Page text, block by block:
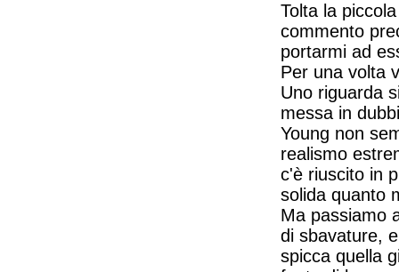
Tolta la
commento
portarmi ad
Per una volta
Uno riguarda
messa in
Young non
realismo
c'è riuscito in
solida quanto
Ma passiamo
di sbavature,
spicca quella